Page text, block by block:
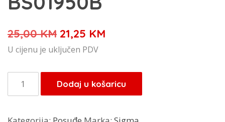
25,00KM Izvorna
cijena
je:
25,00 KM.
21,25 KM
21,25 KM.
U cijenu je uključen PDV
Sigma
daska
Dodaj u košaricu